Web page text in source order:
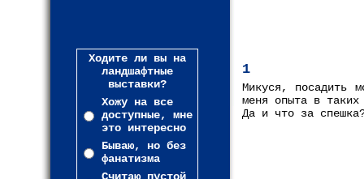
Ходите ли вы на
ландшафтные
выставки?
Хожу на все
доступные, мне
это интересно
Бываю, но без
фанатизма
1
Микуся, посадить
меня опыта в
Да и что за